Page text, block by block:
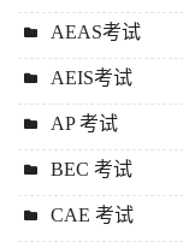
AEAS考试
AEIS考试
AP 考试
BEC 考试
CAE 考试